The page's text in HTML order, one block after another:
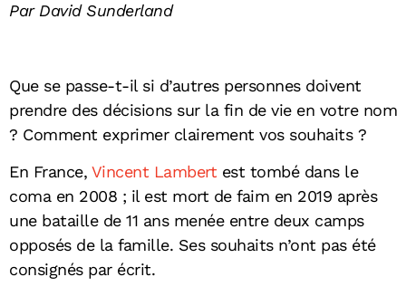
Par David Sunderland
Que se passe-t-il si d’autres personnes doivent
prendre des décisions sur la fin de vie en votre nom
? Comment exprimer clairement vos souhaits ?
En France, Vincent Lambert est tombé dans le
coma en 2008 ; il est mort de faim en 2019 après
une bataille de 11 ans menée entre deux camps
opposés de la famille. Ses souhaits n’ont pas été
consignés par écrit.